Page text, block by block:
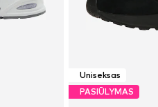
Uniseksas
PASIŪLYMAS